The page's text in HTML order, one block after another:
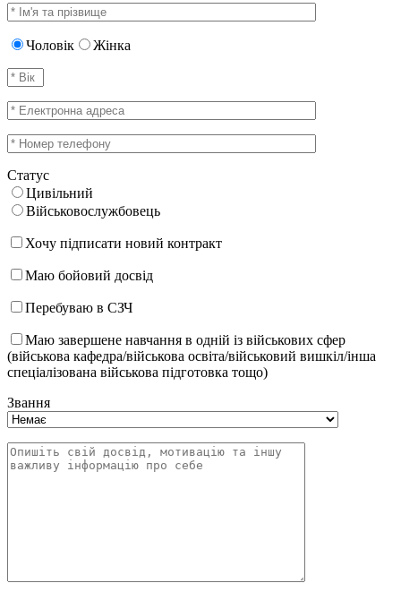
Чоловік Жінка
Статус
Цивільний
Військовослужбовець
Хочу підписати новий контракт
Маю бойовий досвід
Перебуваю в СЗЧ
Маю завершене навчання в одній із військових сфер
(військова кафедра/військова освіта/військовий вишкіл/інша
спеціалізована військова підготовка тощо)
Звання